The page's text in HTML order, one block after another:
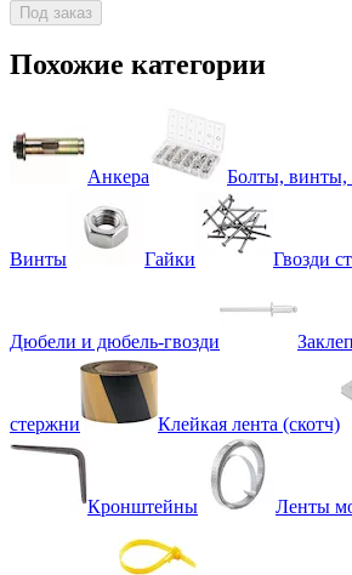
Под заказ
Похожие категории
Анкера Болты, винты,
Винты Гайки Гвозди
Дюбели и дюбель-гвозди
стержни Клейкая лента (скотч)
Кронштейны Ленты